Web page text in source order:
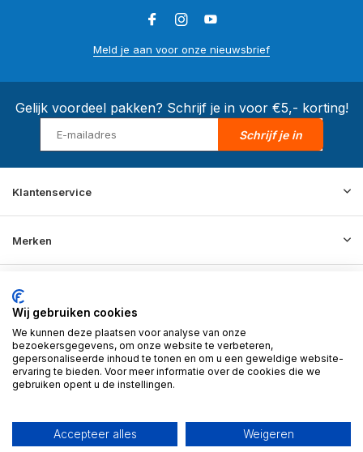
Meld je aan voor onze nieuwsbrief
Gelijk voordeel pakken? Schrijf je in voor €5,- korting!
Schrijf je in
Klantenservice
Merken
Informatie
Contact
© 2026 BD Store - Theme By
Wij gebruiken cookies
We kunnen deze plaatsen voor analyse van onze
bezoekersgegevens, om onze website te verbeteren,
gepersonaliseerde inhoud te tonen en om u een geweldige website-
ervaring te bieden. Voor meer informatie over de cookies die we
gebruiken opent u de instellingen.
Accepteer alles Weigeren